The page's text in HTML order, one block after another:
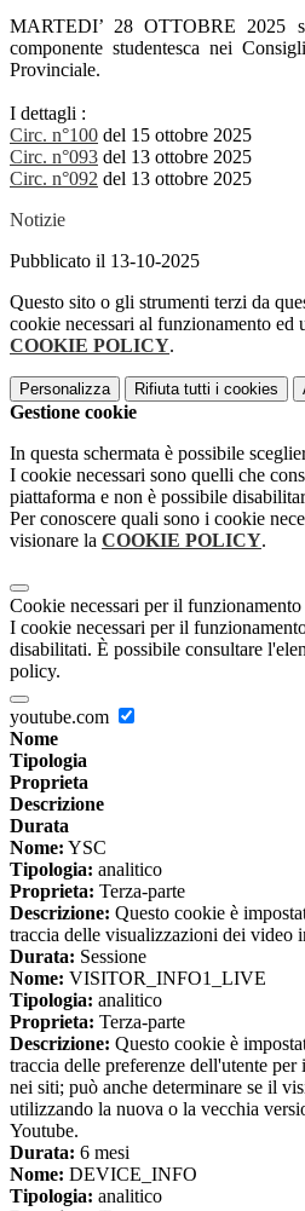
MARTEDI’ 28 OTTOBRE 2025
componente studentesca nei
Provinciale.
I dettagli :
Circ. n°100 del 15 ottobre 2025
Circ. n°093 del 13 ottobre 2025
Circ. n°092 del 13 ottobre 2025
Notizie
Pubblicato il 13-10-2025
Questo sito o gli strumenti terzi da
cookie necessari al funzionamento
COOKIE POLICY.
Personalizza Rifiuta tutti i cookies
Gestione cookie
In questa schermata è possibile
I cookie necessari sono quelli che
piattaforma e non è possibile
Per conoscere quali sono i cookie
visionare la COOKIE POLICY.
Cookie necessari per il funzionamento
I cookie necessari per il
disabilitati. È possibile consultare
policy.
youtube.com
Nome
Tipologia
Proprieta
Descrizione
Durata
Nome: YSC
Tipologia: analitico
Proprieta: Terza-parte
Descrizione: Questo cookie è
traccia delle visualizzazioni dei video
Durata: Sessione
Nome: VISITOR_INFO1_LIVE
Tipologia: analitico
Proprieta: Terza-parte
Descrizione: Questo cookie è
traccia delle preferenze dell'utente
nei siti; può anche determinare se il
utilizzando la nuova o la vecchia
Youtube.
Durata: 6 mesi
Nome: DEVICE_INFO
Tipologia: analitico